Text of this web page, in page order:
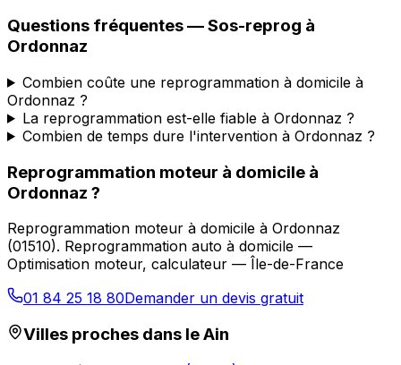
Questions fréquentes —Sos-reprog à
Ordonnaz
Combien coûte une reprogrammation à domicile à
Ordonnaz ?
La reprogrammation est-elle fiable à Ordonnaz ?
Combien de temps dure l'intervention à Ordonnaz ?
Reprogrammation moteur à domicile à
Ordonnaz ?
Reprogrammation moteur à domicile à Ordonnaz
(01510). Reprogrammation auto à domicile —
Optimisation moteur, calculateur — Île-de-France
01 84 25 18 80Demander un devis gratuit
Villes proches dans leAin